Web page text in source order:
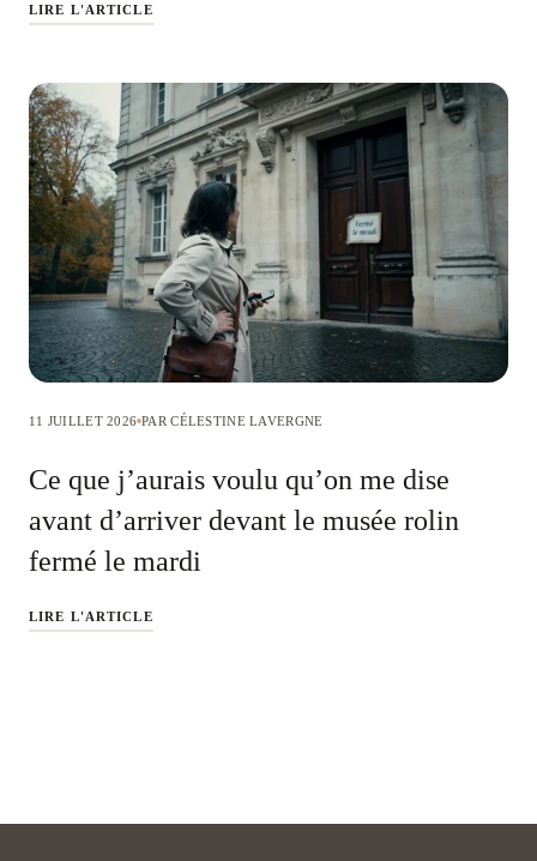
LIRE L'ARTICLE
11 JUILLET 2026 PAR CÉLESTINE LAVERGNE
Ce que j’aurais voulu qu’on me dise
avant d’arriver devant le musée rolin
fermé le mardi
LIRE L'ARTICLE